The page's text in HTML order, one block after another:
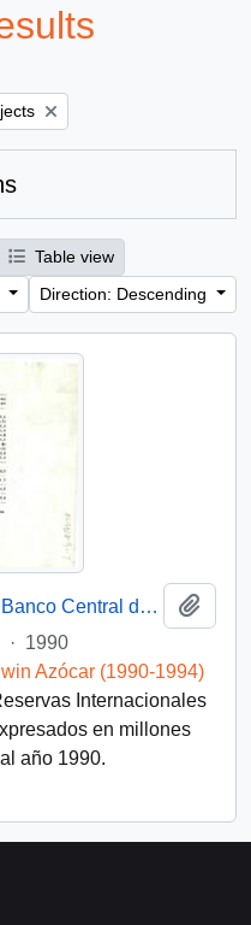
Table view
Direction: Descending
Reservas Internacionales del Banco Central de Chile
· 1990
Azócar (1990-1994)
Internacionales
en millones
año 1990.